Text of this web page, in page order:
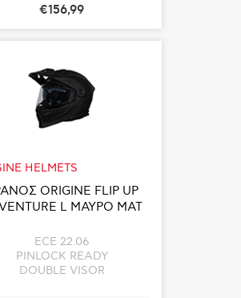
€156,99
HELMETS
ORIGINE FLIP UP
L ΜΑΥΡΟ ΜΑΤ
ECE 22.06
PINLOCK READY
DOUBLE VISOR